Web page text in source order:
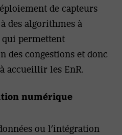
de capteurs
des algorithmes à
permettent
des congestions et donc
accueillir les EnR.
numérique
ou l’intégration